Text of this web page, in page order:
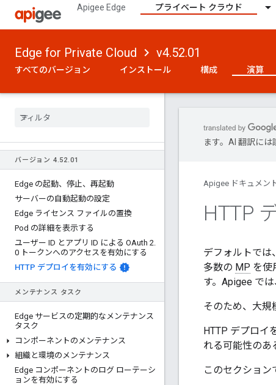
Apigee Edge プライベート クラウド
Edge for Private Cloud v4.52.01
すべてのバージョン インストール 構成 演算
バージョン 4.52.01
Edge の起動、停止、再起動
サーバーの自動起動の設定
Edge ライセンス ファイルの置換
Pod の詳細を表示する
ユーザー ID とアプリ ID による OAuth 2.
0 トークンへのアクセスを有効にする
HTTP デプロイを有効にする
メンテナンス タスク
Edge サービスの定期的なメンテナンス
タスク
コンポーネントのメンテナンス
組織と環境のメンテナンス
Edge コンポーネントのログ ローテーシ
ョンを有効にする
ます。AI 翻訳には
Apigee ドキュメン
HTTP
デフォルトでは
多数の MP を使
す。Apigee で
そのため、大規
HTTP デプロイ
れる可能性のあ
このセクション